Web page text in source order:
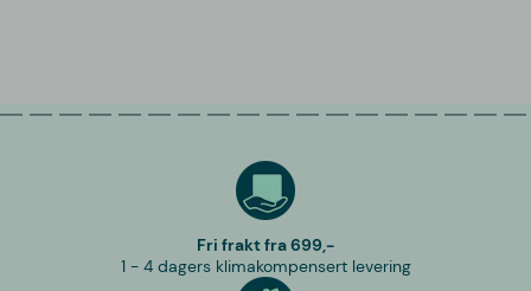
Fri frakt fra 699,-
1 - 4 dagers klimakompensert levering